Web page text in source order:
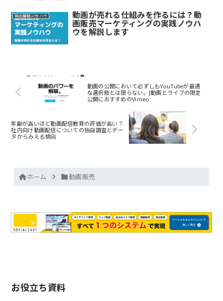
Web解析ノウハウ 動画が売れる仕組みを作るには？動
画販売マーケティングの実践ノウハ
ウを解説します
動画の公開において必ずしもYouTubeが最適
な選択肢とは限らない。|動画とライブの限定
公開におすすめのVimeo
年齢が高いほど動画配信教育の評価が高い？
社内向け動画配信についての独自調査とデー
タからみえる傾向
ホーム 動画販売
お役立ち資料